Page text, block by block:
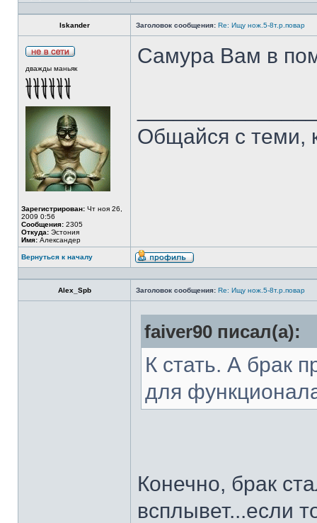
Iskander Заголовок сообщения: Re: Ищу нож.5-8т.р.повар
дважды маньяк
Зарегистрирован: Чт ноя 26,
2009 0:56
Сообщения: 2305
Откуда: Эстония
Имя: Александер
Самура Вам в
Общайся с теми,
Вернуться к началу
Alex_Spb Заголовок сообщения: Re: Ищу нож.5-8т.р.повар
faiver90 писал(а):
К стать. А брак
для
Конечно, брак
всплывет...если